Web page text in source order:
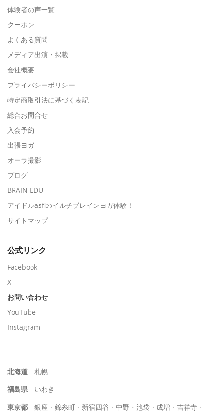
体験者の声一覧
クーポン
よくある質問
メディア出演・掲載
会社概要
プライバシーポリシー
特定商取引法に基づく表記
総合お問合せ
入会予約
出張ヨガ
オーラ撮影
ブログ
BRAIN EDU
アイドルasfiのイルチブレインヨガ体験！
サイトマップ
公式リンク
Facebook
X
お問い合わせ
YouTube
Instagram
北海道 ： 札幌
福島県 ： いわき
東京都 ： 銀座 ・ 錦糸町 ・ 新宿四谷 ・ 中野 ・ 池袋 ・ 成増 ・ 吉祥寺 ・